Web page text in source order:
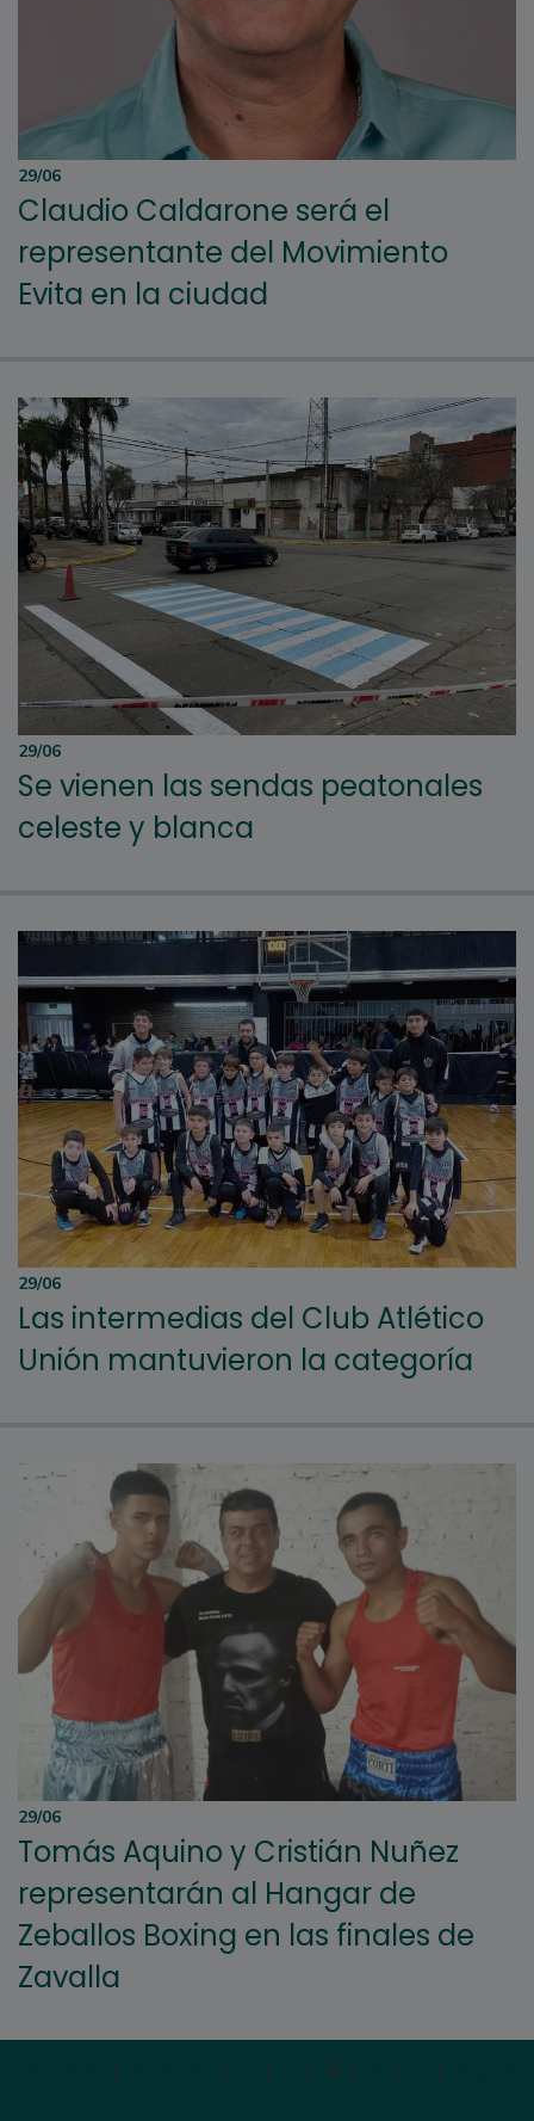
29/06
Claudio Caldarone será el
representante del Movimiento
Evita en la ciudad
29/06
Se vienen las sendas peatonales
celeste y blanca
29/06
Las intermedias del Club Atlético
Unión mantuvieron la categoría
29/06
Tomás Aquino y Cristián Nuñez
representarán al Hangar de
Zeballos Boxing en las finales de
Zavalla
| | | | 3 | | |